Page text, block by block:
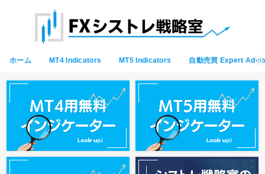
ホーム MT4 Indicators MT5 Indicators 自動売買 Expert